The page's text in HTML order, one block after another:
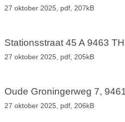
27 oktober 2025, pdf, 207kB
Stationsstraat 45 A 9463
27 oktober 2025, pdf, 205kB
Oude Groningerweg 7,
27 oktober 2025, pdf, 206kB